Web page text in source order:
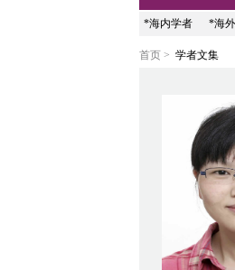
*海内学者 *海
首页 > 学者文集